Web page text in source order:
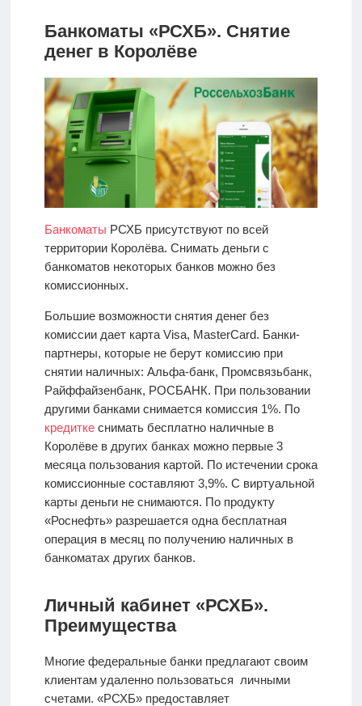
Банкоматы «РСХБ». Снятие
денег в Королёве
Банкоматы РСХБ присутствуют по всей
территории Королёва. Снимать деньги с
банкоматов некоторых банков можно без
комиссионных.
Большие возможности снятия денег без
комиссии дает карта Visa, MasterCard. Банки-
партнеры, которые не берут комиссию при
снятии наличных: Альфа-банк, Промсвязьбанк,
Райффайзенбанк, РОСБАНК. При пользовании
другими банками снимается комиссия 1%. По
кредиткеснимать бесплатно наличные в
Королёве в других банках можно первые 3
месяца пользования картой. По истечении срока
комиссионные составляют 3,9%. С виртуальной
карты деньги не снимаются. По продукту
«Роснефть» разрешается одна бесплатная
операция в месяц по получению наличных в
банкоматах других банков.
Личный кабинет «РСХБ».
Преимущества
Многие федеральные банки предлагают своим
клиентам удаленно пользоваться личными
счетами. «РСХБ» предоставляет